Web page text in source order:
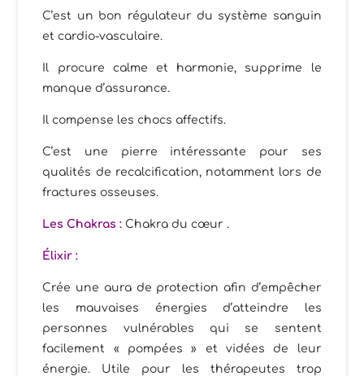
C’est un bon régulateur du système sanguin
et cardio-vasculaire.
Il procure calme et harmonie, supprime le
manque d’assurance.
Il compense les chocs affectifs.
C’est une pierre intéressante pour ses
qualités de recalcification, notamment lors de
fractures osseuses.
Les Chakras : Chakra du cœur .
Élixir :
Crée une aura de protection afin d’empêcher
les mauvaises énergies d’atteindre les
personnes vulnérables qui se sentent
facilement « pompées » et vidées de leur
énergie. Utile pour les thérapeutes trop